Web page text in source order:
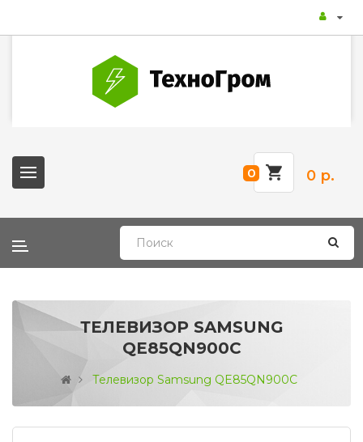
0 0 р.
ТЕЛЕВИЗОР SAMSUNG
QE85QN900C
Телевизор Samsung QE85QN900C